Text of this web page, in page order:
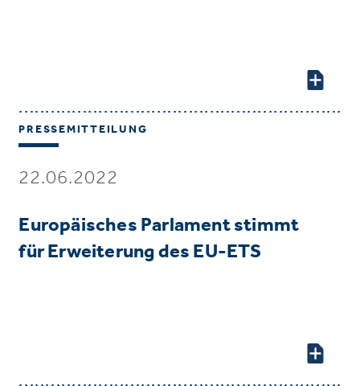
PRESSEMITTEILUNG
22.06.2022
Europäisches Parlament stimmt
für Erweiterung des EU-ETS